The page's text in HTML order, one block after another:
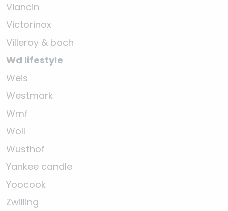
Viancin
Victorinox
Villeroy & boch
Wd lifestyle
Weis
Westmark
Wmf
Woll
Wusthof
Yankee candle
Yoocook
Zwilling